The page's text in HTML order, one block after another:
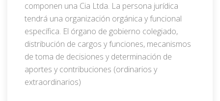
componen una Cia Ltda. La persona jurídica
tendrá una organización orgánica y funcional
específica. El órgano de gobierno colegiado,
distribución de cargos y funciones, mecanismos
de toma de decisiones y determinación de
aportes y contribuciones (ordinarios y
extraordinarios)